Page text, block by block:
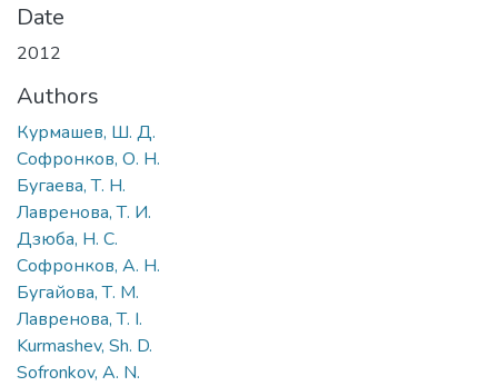
Date
2012
Authors
Курмашев, Ш. Д.
Софронков, О. Н.
Бугаева, Т. Н.
Лавренова, Т. И.
Дзюба, Н. С.
Софронков, А. Н.
Бугайова, Т. М.
Лавренова, Т. І.
Kurmashev, Sh. D.
Sofronkov, A. N.